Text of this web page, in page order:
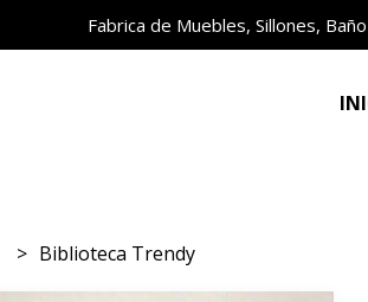
Fabrica de Muebles, Sillones,
Biblioteca Trendy